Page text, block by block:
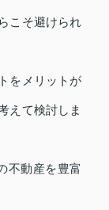
こそ避けられ
をメリットが
えて検討しま
不動産を豊富